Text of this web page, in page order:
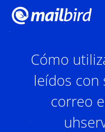
Cómo
leídos con
correo